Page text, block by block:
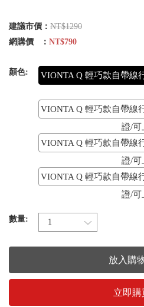
建議市價： NT$1290
網購價 ： NT$790
顏色:
VIONTA Q 輕巧款自帶線
VIONTA Q 輕巧款自帶線
證/可
VIONTA Q 輕巧款自帶線
證/可
VIONTA Q 輕巧款自帶線
證/可
數量:
放入購
立即購